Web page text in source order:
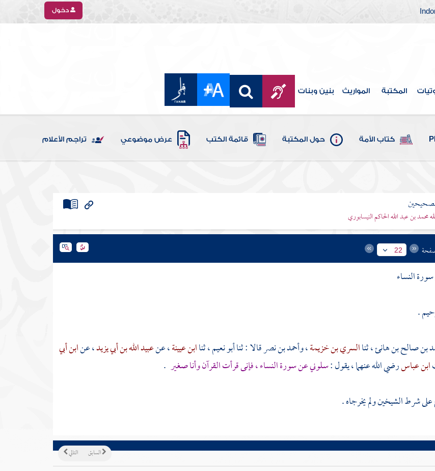
دخول
المكتبة المواريث بنين وبنات
كتاب الأمة حول المكتبة قائمة الكتب عرض موضوعي تراجم الأعلام
محمد بن عبد الله الحاكم النيسابوري
22
النساء
.
بن صالح بن هانئ، ثناالسري بن خزيمة،وأحمد بن نصرقالا : ثناأبو نعيم، ثناابن عيينة، عنعبيد الله بن أبي يزيد، عنابن أبي
ابن عباسرضي الله عنهما ، يقول :سلوني عن سورة النساء ، فإنى قرأت القرآن وأنا صغير .
شرط الشيخين ولم يخرجاه .
التالي السابق